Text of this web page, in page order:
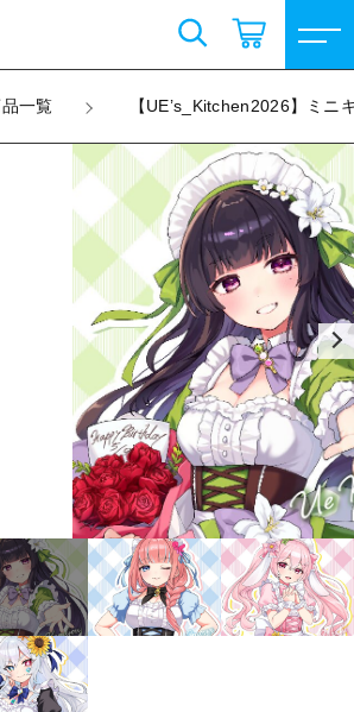
一覧 【UE’s_Kitchen2026】ミニ
加しました
】ミニキャンバスキーホ
（税込）
ショッピングを続ける
カートを確認する
員登録
すべて
Selvielulu
上城ウエ販売グッズ
コラボ限定商品
天然昆布塩
こだわり検索
セール